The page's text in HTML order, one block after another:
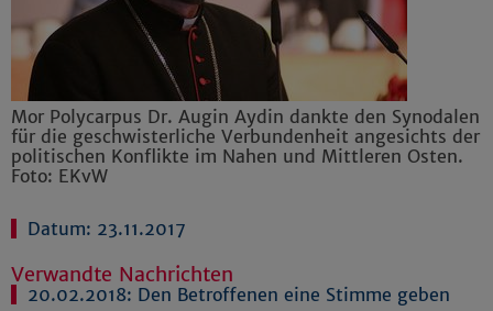
Mor Polycarpus Dr. Augin Aydin dankte den Synodalen
für die geschwisterliche Verbundenheit angesichts der
politischen Konflikte im Nahen und Mittleren Osten.
Foto: EKvW
Datum: 23.11.2017
Verwandte Nachrichten
20.02.2018: Den Betroffenen eine Stimme geben